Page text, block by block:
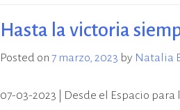
promoción de los
humanos. Sus
pertenecieron al
Mendoza (D2) y fueron
Hasta la victoria
Posted on 7 marzo, 2023 by Natalia
07-03-2023 | Desde el Espacio